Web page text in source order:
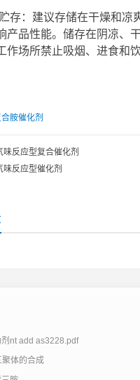
存：建议存储在干燥和凉
产品性能。储存在阴凉、
作场所禁止吸烟、进食和
胺催化剂
味反应型复合催化剂
味反应型催化剂
nt add as3228.pdf
体的合成